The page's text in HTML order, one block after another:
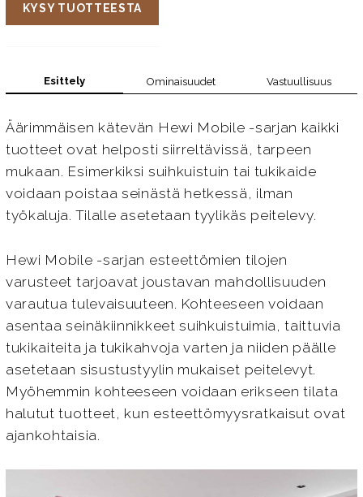
KYSY TUOTTEESTA
Esittely Ominaisuudet Vastuullisuus
Äärimmäisen kätevän Hewi Mobile -sarjan kaikki
tuotteet ovat helposti siirreltävissä, tarpeen
mukaan. Esimerkiksi suihkuistuin tai tukikaide
voidaan poistaa seinästä hetkessä, ilman
työkaluja. Tilalle asetetaan tyylikäs peitelevy.
Hewi Mobile -sarjan esteettömien tilojen
varusteet tarjoavat joustavan mahdollisuuden
varautua tulevaisuuteen. Kohteeseen voidaan
asentaa seinäkiinnikkeet suihkuistuimia, taittuvia
tukikaiteita ja tukikahvoja varten ja niiden päälle
asetetaan sisustustyylin mukaiset peitelevyt.
Myöhemmin kohteeseen voidaan erikseen tilata
halutut tuotteet, kun esteettömyysratkaisut ovat
ajankohtaisia.